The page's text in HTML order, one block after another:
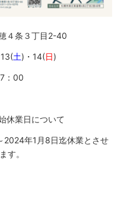
４条３丁目2-40
土)・14(日)
：00
休業日について
2024年1月8日迄休業とさせ
す。